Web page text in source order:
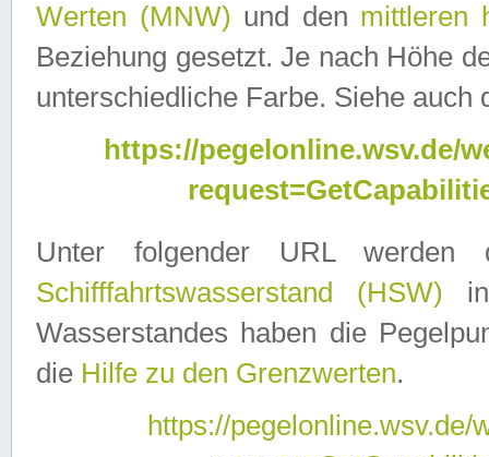
Werten (MNW) und den mittleren
Beziehung gesetzt. Je nach Höhe
unterschiedliche Farbe. Siehe auch
https://pegelonline.wsv.de/
Unter folgender URL
Schifffahrtswasserstand (HSW)
Wasserstandes haben die
die Hilfe zu den Grenzwerten.
https://